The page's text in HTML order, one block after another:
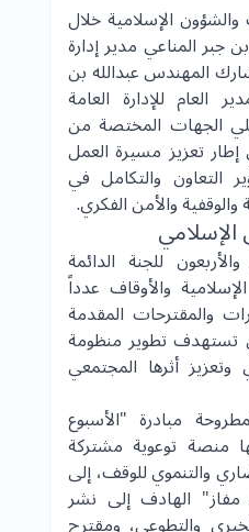
والشؤون الإسلاميةخلال
جبر المناعي مدير إدارة
المهندس عبدالله بن
العام للإدارة العامة
الجهات المختصة من
تعزيز مسيرة العمل
التعاون والتكامل في
والأمن الفكري.
للجنة الدائمة
والأوقاف عدداً
والمقترحات المقدمة
تستهدف تطوير منظومة
أثرها المجتمعي
مبادرة "الأسبوع
منصة توعوية مشتركة
والتنموي للوقف، إلى
الهادف إلى نشر